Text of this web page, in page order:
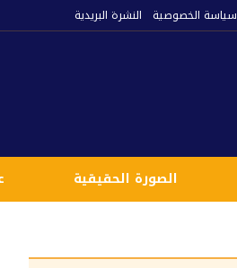
سياسة الخصوصية النشرة البريدية
الصورة الحقيقية